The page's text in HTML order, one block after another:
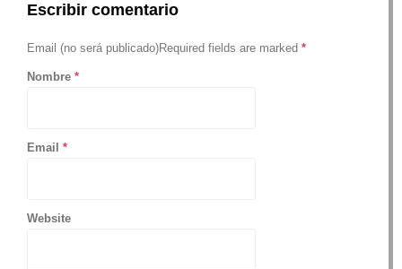
Escribir comentario
Email (no será publicado)Required fields are marked *
Nombre *
Email *
Website